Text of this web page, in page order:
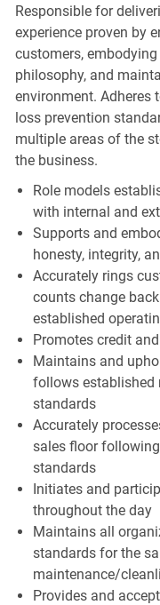
Responsible for
experience proven by
customers,
philosophy, and
environment. Adheres
loss prevention
multiple areas of the
the business.
Role models
with internal and
Supports and
honesty, integrity,
Accurately rings
counts change
established
Promotes credit
Maintains and
follows established
standards
Accurately
sales floor
standards
Initiates and
throughout the day
Maintains all
standards for the
maintenance/
Provides and